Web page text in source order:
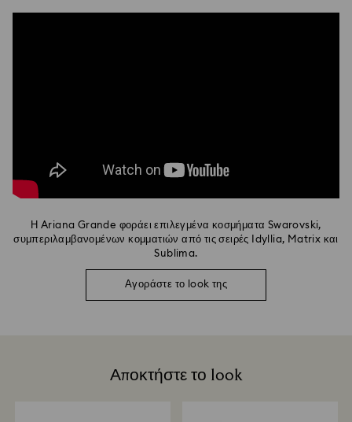
Η Ariana Grande φοράει επιλεγμένα κοσμήματα Swarovski,
συμπεριλαμβανομένων κομματιών από τις σειρές Idyllia, Matrix και
Sublima.
Αγοράστε το look της
Αποκτήστε το look